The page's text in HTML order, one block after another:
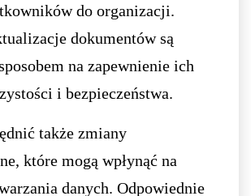
do organizacji.
dokumentów są
na zapewnienie ich
i bezpieczeństwa.
także zmiany
które mogą wpłynąć na
danych. Odpowiednie